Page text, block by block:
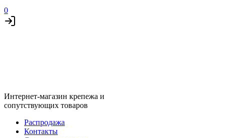
0
Интернет-магазин крепежа и
сопутствующих товаров
Распродажа
Контакты